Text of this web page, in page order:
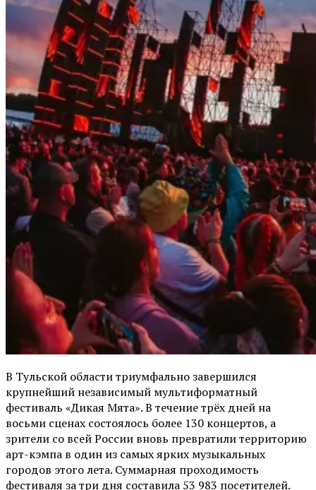
В Тульской области триумфально завершился
крупнейший независимый мультиформатный
фестиваль «Дикая Мята». В течение трёх дней на
восьми сценах состоялось более 130 концертов, а
зрители со всей России вновь превратили территорию
арт-кэмпа в один из самых ярких музыкальных
городов этого лета. Суммарная проходимость
фестиваля за три дня составила 53 983 посетителей.